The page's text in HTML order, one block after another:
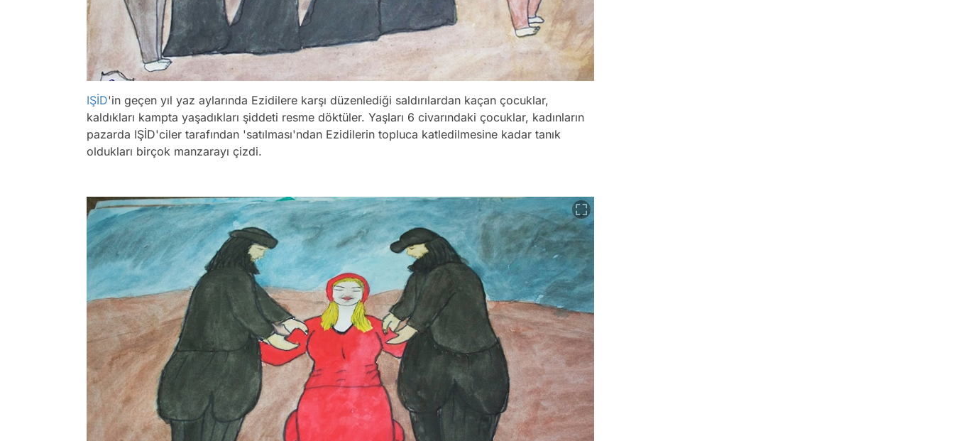
IŞİD'in geçen yıl yaz aylarında Ezidilere karşı düzenlediği saldırılardan kaçan çocuklar,
kaldıkları kampta yaşadıkları şiddeti resme döktüler. Yaşları 6 civarındaki çocuklar, kadınların
pazarda IŞİD'ciler tarafından 'satılması'ndan Ezidilerin topluca katledilmesine kadar tanık
oldukları birçok manzarayı çizdi.